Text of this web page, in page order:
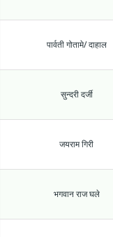
पार्वती गोतामे/ दाहाल
सुन्दरी दर्जी
जयराम गिरी
भगवान राज घले